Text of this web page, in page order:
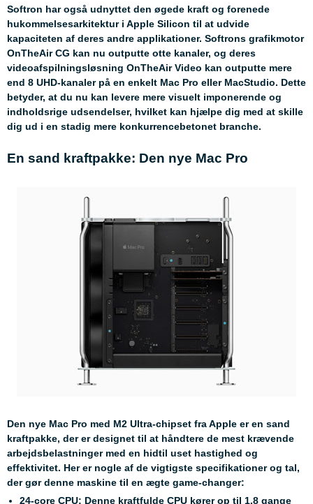
Softron har også udnyttet den øgede kraft og forenede
hukommelsesarkitektur i Apple Silicon til at udvide
kapaciteten af deres andre applikationer. Softrons grafikmotor
OnTheAir CG kan nu outputte otte kanaler, og deres
videoafspilningsløsning OnTheAir Video kan outputte mere
end 8 UHD-kanaler på en enkelt Mac Pro eller MacStudio. Dette
betyder, at du nu kan levere mere visuelt imponerende og
indholdsrige udsendelser, hvilket kan hjælpe dig med at skille
dig ud i en stadig mere konkurrencebetonet branche.
En sand kraftpakke: Den nye Mac Pro
Den nye Mac Pro med M2 Ultra-chipset fra Apple er en sand
kraftpakke, der er designet til at håndtere de mest krævende
arbejdsbelastninger med en hidtil uset hastighed og
effektivitet. Her er nogle af de vigtigste specifikationer og tal,
der gør denne maskine til en ægte game-changer:
24-core CPU: Denne kraftfulde CPU kører op til 1,8 gange